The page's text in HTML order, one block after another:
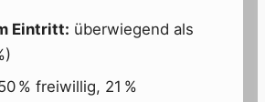
Eintritt: überwiegend als
% freiwillig, 21 %